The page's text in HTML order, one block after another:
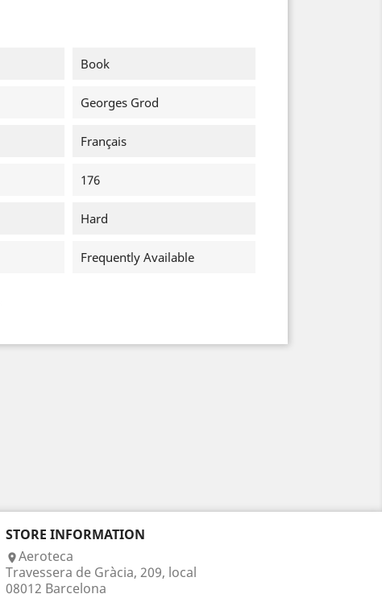
Book
Georges Grod
Français
176
Hard
Frequently Available
STORE INFORMATION
Aeroteca
Travessera de Gràcia, 209, local
08012 Barcelona